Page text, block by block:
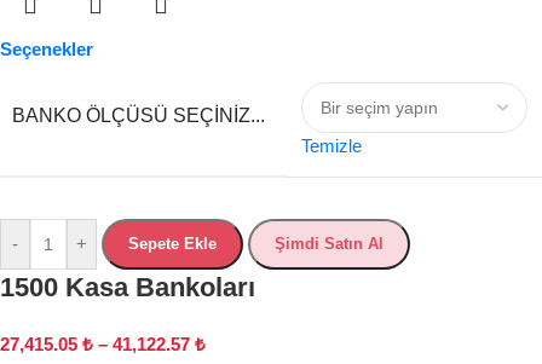
Seçenekler
BANKO ÖLÇÜSÜ SEÇINIZ...
Temizle
- + Sepete Ekle Şimdi Satın Al
1500 Kasa Bankoları
27,415.05 ₺ – 41,122.57 ₺